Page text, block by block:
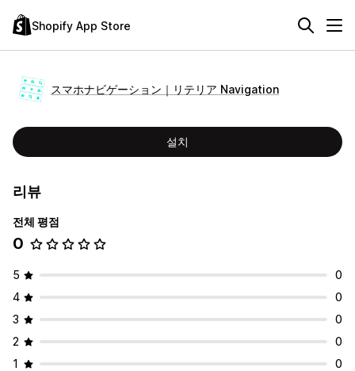
Shopify App Store
スマホナビゲーション｜リテリア Navigation
설치
리뷰
전체 평점
0
5
0
4
0
3
0
2
0
1
0